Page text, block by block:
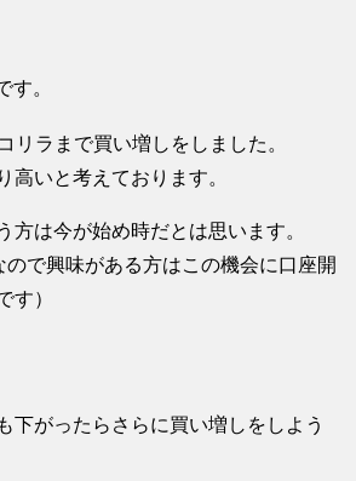
す。
ラまで買い増しをしました。
いと考えております。
は今が始め時だとは思います。
で興味がある方はこの機会に口座開
す）
下がったらさらに買い増しをしよう